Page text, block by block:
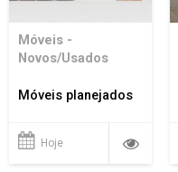
Móveis -
Novos/Usados
Móveis planejados
Hoje